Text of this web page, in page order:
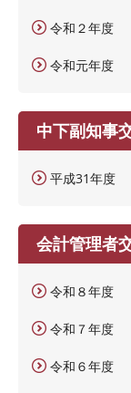
令和２年度
令和元年度
中下副知事
平成31年度
会計管理者
令和８年度
令和７年度
令和６年度